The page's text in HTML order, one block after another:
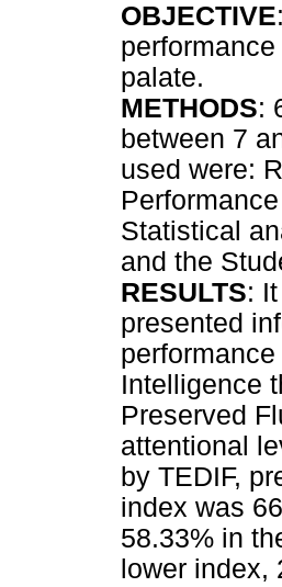
OBJECTIVE
palate.
METHODS:
between 7
used were:
Statistical
and the
RESULTS:
presented
Intelligence
Preserved
attentional
by TEDIF,
index was
58.33% in
lower